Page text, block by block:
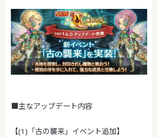
■主なアップデート内容
【(1)「古の襲来」イベント追加】